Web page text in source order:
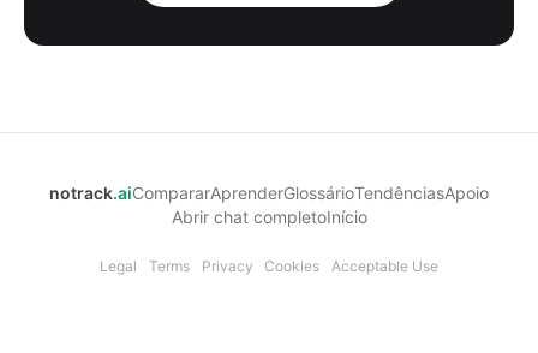
notrack.aiCompararAprenderGlossárioTendênciasApoio
Abrir chat completoInício
Legal Terms Privacy Cookies Acceptable Use